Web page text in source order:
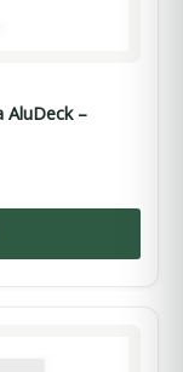
AluDeck –